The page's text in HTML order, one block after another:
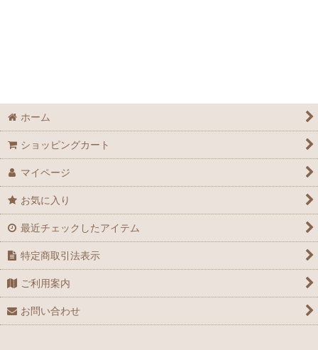
ホーム
ショッピングカート
マイページ
お気に入り
最近チェックしたアイテム
特定商取引法表示
ご利用案内
お問い合わせ